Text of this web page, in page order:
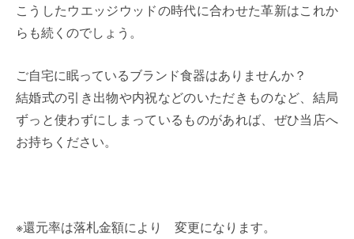
こうしたウエッジウッドの時代に合わせた革新はこれか
らも続くのでしょう。
ご自宅に眠っているブランド食器はありませんか？
結婚式の引き出物や内祝などのいただきものなど、結局
ずっと使わずにしまっているものがあれば、ぜひ当店へ
お持ちください。
※還元率は落札金額により 変更になります。